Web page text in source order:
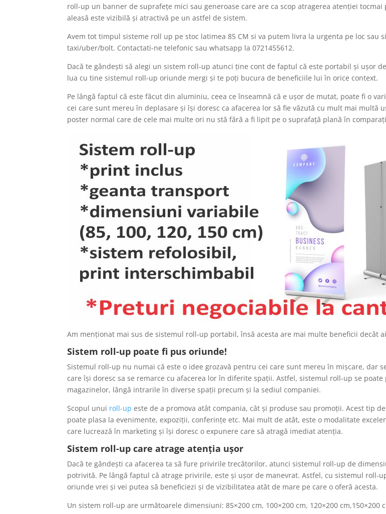
roll-up un banner de suprafețe mici sau generoase care are ca scop atragerea atenției
aleasă este vizibilă și atractivă pe un astfel de sistem.
Avem tot timpul sisteme roll up pe stoc latimea 85 CM si va putem livra la urgenta pe loc sau
taxi/uber/bolt. Contactati-ne telefonic sau whatsapp la 0721455612.
Dacă te gândești să alegi un sistem roll-up atunci ține cont de faptul că este portabil și ușor
lua cu tine sistemul roll-up oriunde mergi și te poți bucura de beneficiile lui în orice context.
Pe lângă faptul că este făcut din aluminiu, ceea ce înseamnă că e ușor de mutat, poate fi o
cei care sunt mereu în deplasare și își doresc ca afacerea lor să fie văzută cu mult mai multă
poster normal care de cele mai multe ori nu stă fără a fi lipit pe o suprafață plană în
Am menționat mai sus de sistemul roll-up portabil, însă acesta are mai multe beneficii decât
Sistem roll-up poate fi pus oriunde!
Sistemul roll-up nu numai că este o idee grozavă pentru cei care sunt mereu în mișcare, dar
care își doresc sa se remarce cu afacerea lor în diferite spații. Astfel, sistemul roll-up se poate
magazinelor, lângă intrarile în diverse spații precum și la sediul companiei.
Scopul unui roll-up este de a promova atât compania, cât și produse sau promoții. Acest tip
poate plasa la evenimente, expoziții, conferințe etc. Mai mult de atât, este o modalitate
care lucrează în marketing și își doresc o expunere care să atragă imediat atenția.
Sistem roll-up care atrage atenția ușor
Dacă te gândești ca afacerea ta să fure privirile trecătorilor, atunci sistemul roll-up de
potrivită. Pe lângă faptul că atrage privirile, este și ușor de manevrat. Astfel, cu sistemul roll-
oriunde vrei și vei putea să beneficiezi și de vizibilitatea atât de mare pe care o oferă acesta.
Un sistem roll-up are următoarele dimensiuni: 85×200 cm, 100×200 cm, 120×200 cm,150×200